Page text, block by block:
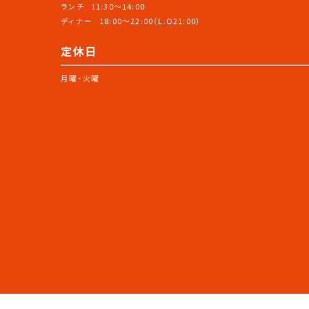
ランチ
11:30～14:00
ディナー
18:00～22:00（L.O21:00）
定休日
月曜・火曜